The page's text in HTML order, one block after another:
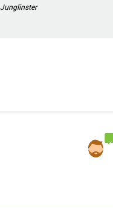
Junglinster